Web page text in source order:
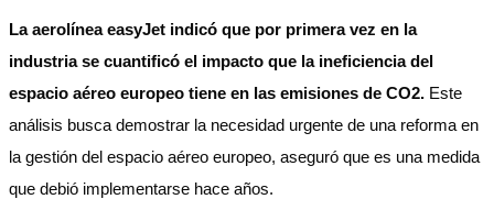
La aerolínea easyJet indicó que por primera vez en la
industria se cuantificó el impacto que la ineficiencia del
espacio aéreo europeo tiene en las emisiones de CO2. Este
análisis busca demostrar la necesidad urgente de una reforma en
la gestión del espacio aéreo europeo, aseguró que es una medida
que debió implementarse hace años.